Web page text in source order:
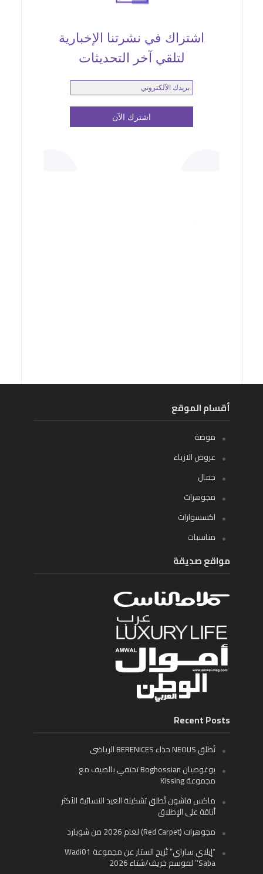
اشتراك في نشرتنا الإخبارية
لتلقي آخر التحديثات
أقسام الموقع
موضة
عروض الازياء
جمال
مجوهرات
اكسسوارات
مناسبات
مواقع صديقة
Recent Posts
تُطلق NEOUS حذاء BERENICES الرياضي
بوغوصيان Boghossian تحتفي بالصيف مع
مجموعة Kissing
ماكس فاشون تُطلق تشكيلة العيد النسائية الأكثر
أناقة على الإطلاق
مجوهرات (Red Carpet) لعام 2026 من شوبارد
“إيلاي ساراي” تُزيح الستار عن مجموعة Wadi01
‘Saba’ لموسم خريف/شتاء 2026